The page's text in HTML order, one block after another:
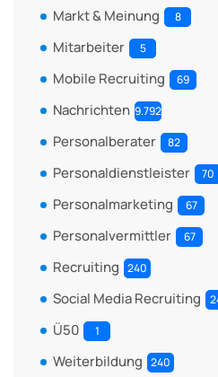
Markt & Meinung 8
Mitarbeiter 5
Mobile Recruiting 69
Nachrichten 9.792
Personalberater 82
Personaldienstleister 70
Personalmarketing 67
Personalvermittler 67
Recruiting 240
Social Media Recruiting
Ü50 1
Weiterbildung 240